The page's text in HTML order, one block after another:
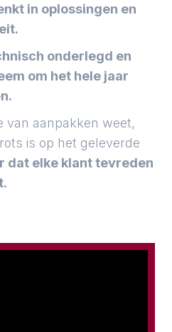
in oplossingen en
onderlegd en
om het hele jaar
van aanpakken weet,
is op het geleverde
dat elke klant tevreden